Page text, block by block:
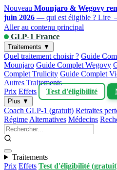
Nouveau Mounjaro & Wegovy
juin 2026 — qui est éligible ? Lire
Aller au contenu principal
GLP-1 France
Traitements ▼
Quel traitement choisir ? Guide
Mounjaro Guide Complet Wegovy
Complet Trulicity Guide Complet
Autres Traitements
Prix Effets Test d'éligibilité
Plus ▼
Coach GLP-1 (gratuit) Retraites
Régime Alternatives Médecins
Traitements
Prix Effets Test d'éligibilité